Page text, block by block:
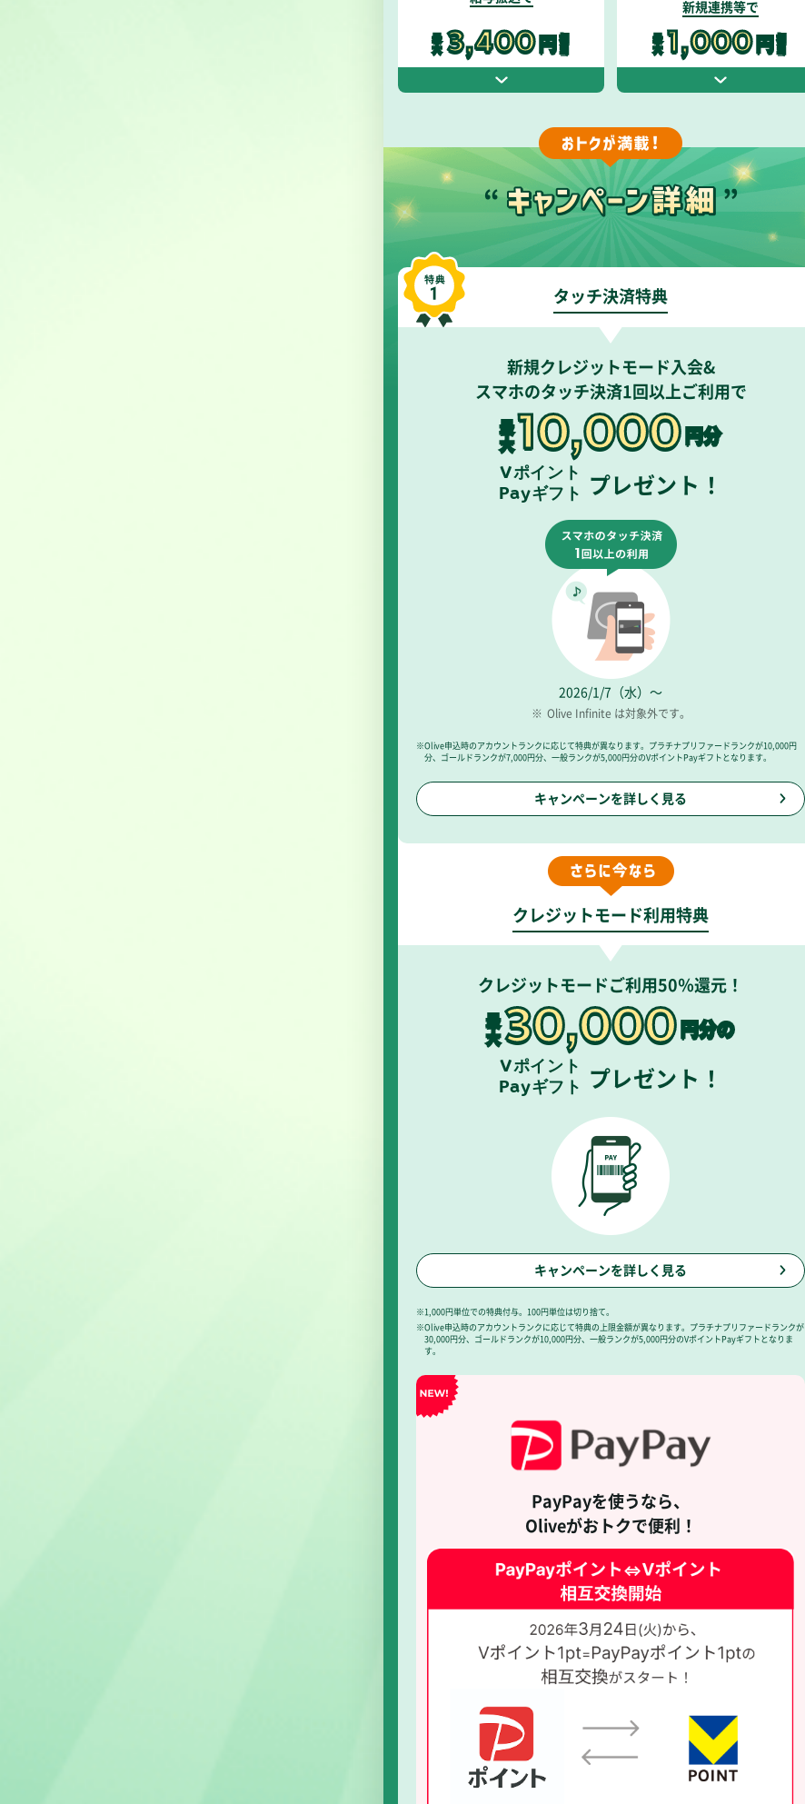
最
大 3,400円相
当
新規連携等で
最
大 1,000円相
当
タッチ決済特典
新規クレジットモード入会&
スマホのタッチ決済1回以上ご利用で
最
大10,000円分
Vポイント
Payギフト
プレゼント！
2026/1/7（水）～
※ Olive Infinite は対象外です。
※Olive申込時のアカウントランクに応じて特典が異なります。プラチナプリファードランクが10,000円
分、ゴールドランクが7,000円分、一般ランクが5,000円分のVポイントPayギフトとなります。
キャンペーンを詳しく見る
クレジットモード利用特典
クレジットモードご利用50％還元！
最
大30,000円分の
Vポイント
Payギフト
プレゼント！
キャンペーンを詳しく見る
※1,000円単位での特典付与。100円単位は切り捨て。
※Olive申込時のアカウントランクに応じて特典の上限金額が異なります。プラチナプリファードランクが
30,000円分、ゴールドランクが10,000円分、一般ランクが5,000円分のVポイントPayギフトとなりま
す。
PayPayを使うなら、
Oliveがおトクで便利！